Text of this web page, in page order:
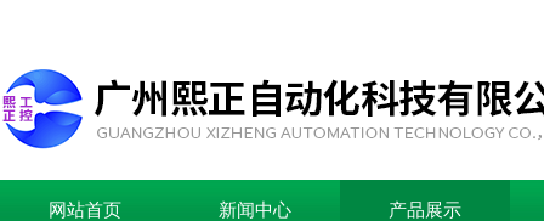
网站首页 新闻中心 产品展示